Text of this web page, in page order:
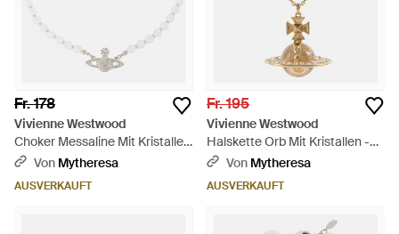
Fr. 178
Vivienne Westwood
Choker Messaline Mit Kristallen
- Weiß
Von Mytheresa
AUSVERKAUFT
Fr. 195
Vivienne Westwood
Halskette Orb Mit Kristallen -
Mettallic
Von Mytheresa
AUSVERKAUFT